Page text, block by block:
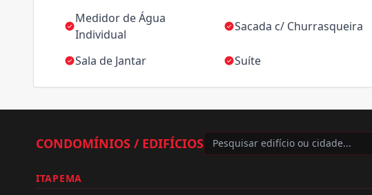
Medidor de Água
Individual
Sacada c/ Churrasqueira
Sala de Jantar Suíte
CONDOMÍNIOS / EDIFÍCIOS
ITAPEMA